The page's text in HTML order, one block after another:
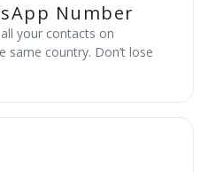
Number
your contacts on
same country. Don’t lose